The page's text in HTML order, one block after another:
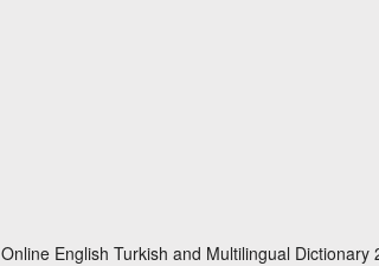
Online English Turkish and Multilingual Dictionary